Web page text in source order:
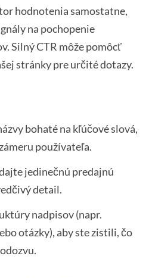
hodnotenia samostatne,
na pochopenie
Silný CTR môže pomôcť
stránky pre určité dotazy.
bohaté na kľúčové slová,
používateľa.
jedinečnú predajnú
detail.
nadpisov (napr.
otázky), aby ste zistili, čo